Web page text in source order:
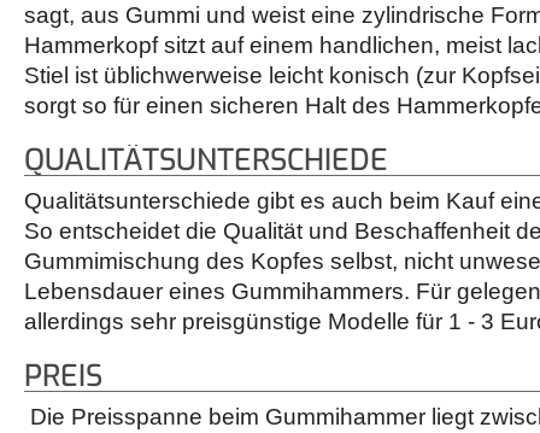
sagt, aus Gummi und weist eine zylindrische
Hammerkopf sitzt auf einem handlichen, meist
Stiel ist üblichwerweise leicht konisch (zur
sorgt so für einen sicheren Halt des
QUALITÄTSUNTERSCHIEDE
Qualitätsunterschiede gibt es auch beim Kauf
So entscheidet die Qualität und Beschaffenheit
Gummimischung des Kopfes selbst, nicht
Lebensdauer eines Gummihammers. Für
allerdings sehr preisgünstige Modelle für 1 - 3
PREIS
Die Preisspanne beim Gummihammer liegt